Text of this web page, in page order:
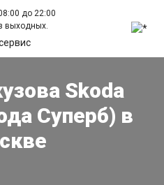
до 22:00
выходных.
Skoda
Суперб) в